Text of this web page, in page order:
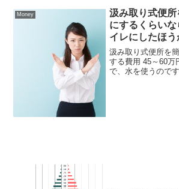
性として挙げられ
要因（16世紀〜）
Money
汲み取り式便
にするくらいな
イレにしたほう
汲み取り式便所を
する費用 45～60万
で、水を使うので